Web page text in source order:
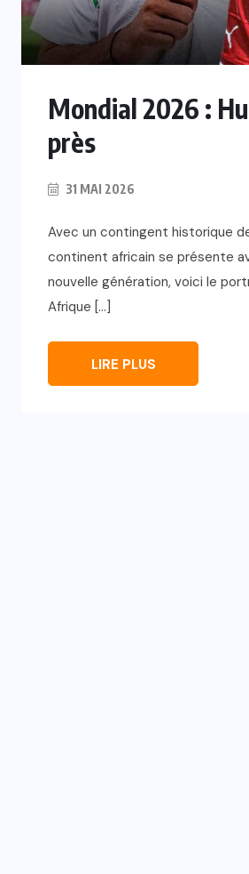
Mondial 2026 :
près
31 MAI 2026
Avec un contingent historique
continent africain se présente
nouvelle génération, voici le
Afrique […]
LIRE PLUS